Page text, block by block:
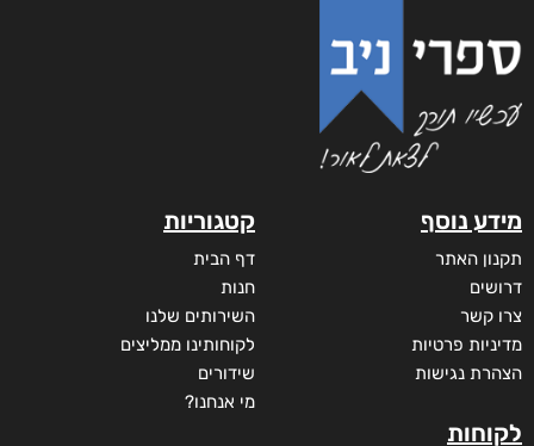
מידע נוסף
תקנון האתר
דרושים
צרו קשר
מדיניות פרטיות
הצהרת נגישות
לקוחות
קטגוריות
דף הבית
חנות
השירותים שלנו
לקוחותינו ממליצים
שידורים
מי אנחנו?